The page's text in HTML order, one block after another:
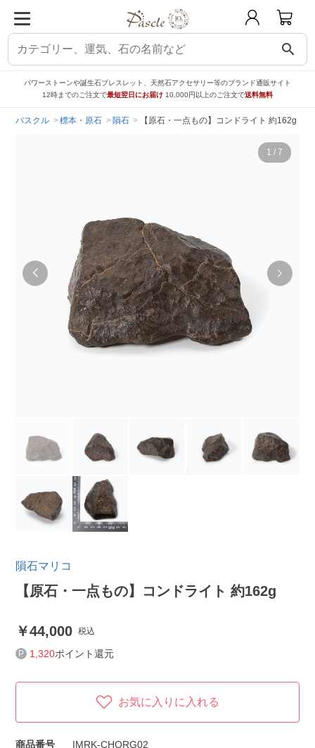
search
パワーストーンや誕生石ブレスレット、天然石アクセサリー等のブランド通販サイト
12時までのご注文で最短翌日にお届け 10,000円以上のご注文で送料無料
パスクル 標本・原石 隕石 【原石・一点もの】コンドライト 約162g
1 / 7
隕石マリコ
【原石・一点もの】コンドライト 約162g
44,000 税込
1,320ポイント還元
お気に入りに入れる
商品番号
IMRK-CHORG02